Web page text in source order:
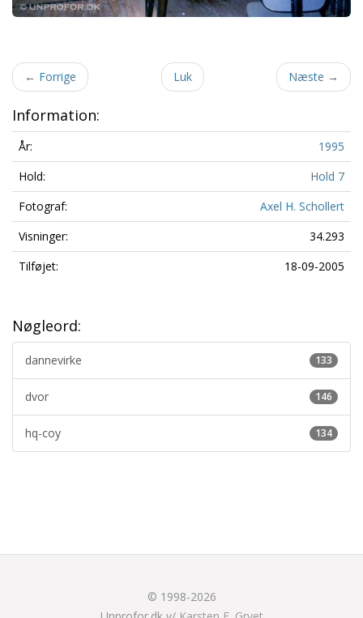
← Forrige Luk Næste →
Information:
År:
1995
Hold:
Hold 7
Fotograf:
Axel H. Schollert
Visninger:
34.293
Tilføjet:
18-09-2005
Nøgleord:
133
dannevirke
146
dvor
134
hq-coy
© 1998-2026